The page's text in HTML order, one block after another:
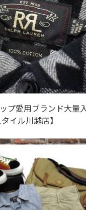
プ愛用ブランド大量
イル川越店】